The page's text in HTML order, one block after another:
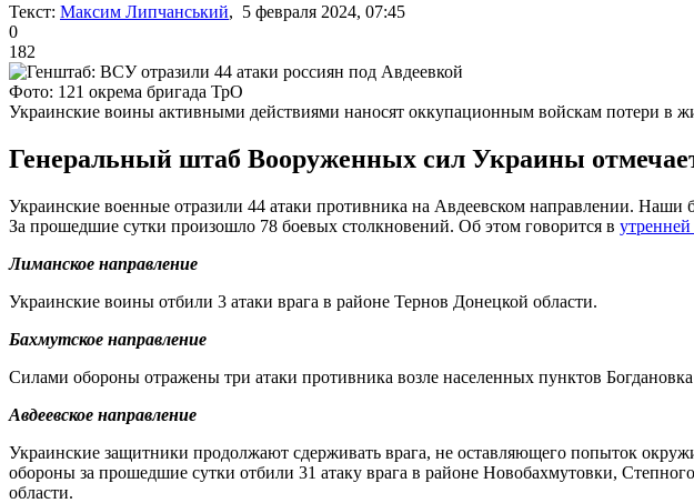
Текст: Максим Липчанський, 5 февраля 2024, 07:45
0
182
Фото: 121 окрема бригада ТрО
Украинские воины активными действиями наносят оккупационным войскам потери в
Генеральный штаб Вооруженных сил Украины
Украинские военные отразили 44 атаки противника на Авдеевском направлении.
За прошедшие сутки произошло 78 боевых столкновений. Об этом говорится в утренней
Лиманское направление
Украинские воины отбили 3 атаки врага в районе Тернов Донецкой области.
Бахмутское направление
Силами обороны отражены три атаки противника возле населенных пунктов
Авдеевское направление
Украинские защитники продолжают сдерживать врага, не оставляющего попыток
обороны за прошедшие сутки отбили 31 атаку врага в районе Новобахмутовки,
области.